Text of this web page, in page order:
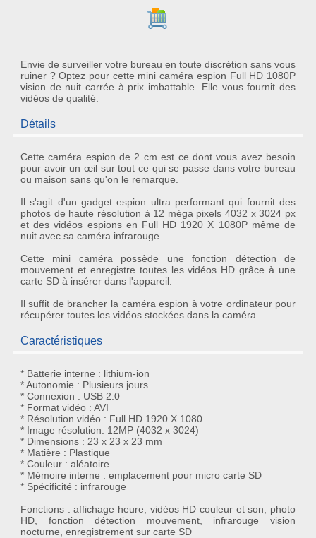
Ajouter au panier
Envie de surveiller votre bureau en toute discrétion sans vous
ruiner ? Optez pour cette mini caméra espion Full HD 1080P
vision de nuit carrée à prix imbattable. Elle vous fournit des
vidéos de qualité.
Détails
Cettecaméra espion de 2 cm est ce dont vous avez besoin
pour avoir un œil sur tout ce qui se passe dans votre bureau
ou maison sans qu'on le remarque.
Il s'agit d'un gadget espion ultra performant qui fournit des
photos de haute résolution à 12 méga pixels 4032 x 3024 px
et des vidéos espions en Full HD 1920 X 1080Pmême de
nuit avec sa caméra infrarouge
Cette mini caméra possède une fonction détection de
mouvementet enregistre toutes les vidéos HD grâce à une
carte SD à insérer dans l'appareil.
Il suffit de brancher la caméra espion à votre ordinateur pour
récupérer toutes les vidéos stockées dans la caméra.
Caractéristiques
* Batterie interne : lithium-ion
* Autonomie : Plusieurs jours
* Connexion : USB 2.0
* Format vidéo : AVI
* Résolution vidéo : Full HD 1920 X 1080
* Image résolution: 12MP (4032 x 3024)
* Dimensions : 23 x 23 x 23 mm
* Matière : Plastique
* Couleur : aléatoire
* Mémoire interne : emplacement pour micro carte SD
* Spécificité : infrarouge
Fonctions : affichage heure, vidéos HD couleur et son, photo
HD, fonction détection mouvement, infrarouge vision
nocturne, enregistrement sur carte SD